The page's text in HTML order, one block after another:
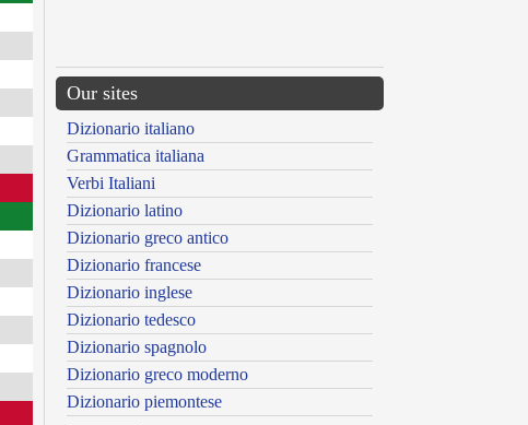
Our sites
Dizionario italiano
Grammatica italiana
Verbi Italiani
Dizionario latino
Dizionario greco antico
Dizionario francese
Dizionario inglese
Dizionario tedesco
Dizionario spagnolo
Dizionario greco moderno
Dizionario piemontese